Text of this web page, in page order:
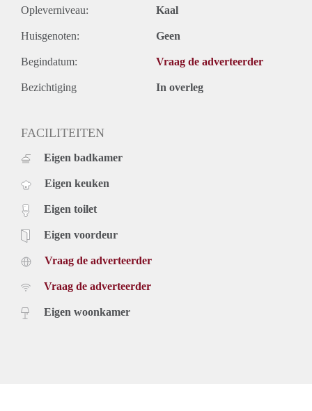
Opleverniveau: Kaal
Huisgenoten: Geen
Begindatum: Vraag de adverteerder
Bezichtiging In overleg
FACILITEITEN
Eigen badkamer
Eigen keuken
Eigen toilet
Eigen voordeur
Vraag de adverteerder
Vraag de adverteerder
Eigen woonkamer